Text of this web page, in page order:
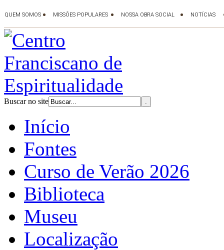
Buscar no site
Início
Fontes
Curso de Verão 2026
Biblioteca
Museu
Localização